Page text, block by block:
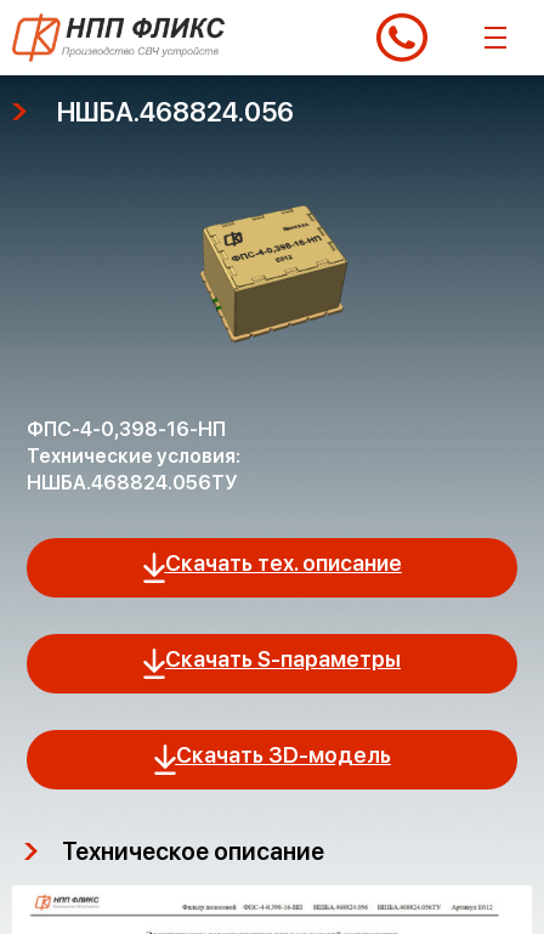
Перейти
содержимому
НШБА.468824.056
ФПС-4-0,398-16-НП
Технические условия:
НШБА.468824.056ТУ
Скачать тех. описание
Скачать S-параметры
Скачать 3D-модель
Техническое описание